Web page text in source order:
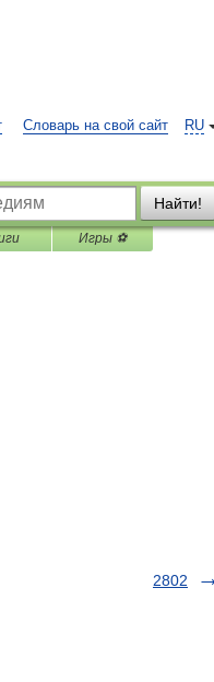
RU
Словарь на свой сайт
Найти!
Игры ⚽
2802